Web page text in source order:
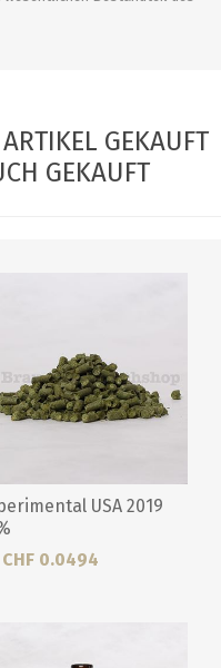
GEKAUFT
GEKAUFT
USA 2019
0.0494